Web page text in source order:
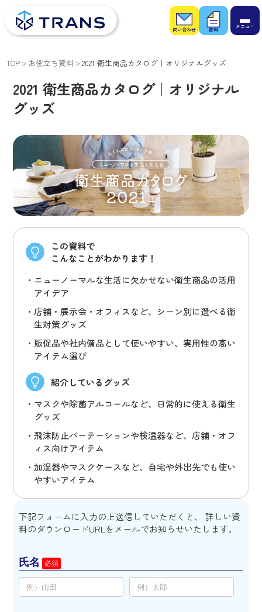
お問
い合
わせ
お役
立ち
資料
TOP お役立ち資料 2021 衛生商品カタログ｜オリジナルグッズ
2021 衛生商品カタログ｜オリジナル
グッズ
この資料で
こんなことがわかります！
ニューノーマルな生活に欠かせない衛生商品の活用
アイデア
店舗・展示会・オフィスなど、シーン別に選べる衛
生対策グッズ
販促品や社内備品として使いやすい、実用性の高い
アイテム選び
紹介しているグッズ
マスクや除菌アルコールなど、日常的に使える衛生
グッズ
飛沫防止パーテーションや検温器など、店舗・オフ
ィス向けアイテム
加湿器やマスクケースなど、自宅や外出先でも使い
やすいアイテム
下記フォームに入力の上送信していただくと、 詳しい資
料のダウンロードURLをメールでお知らせいたします。